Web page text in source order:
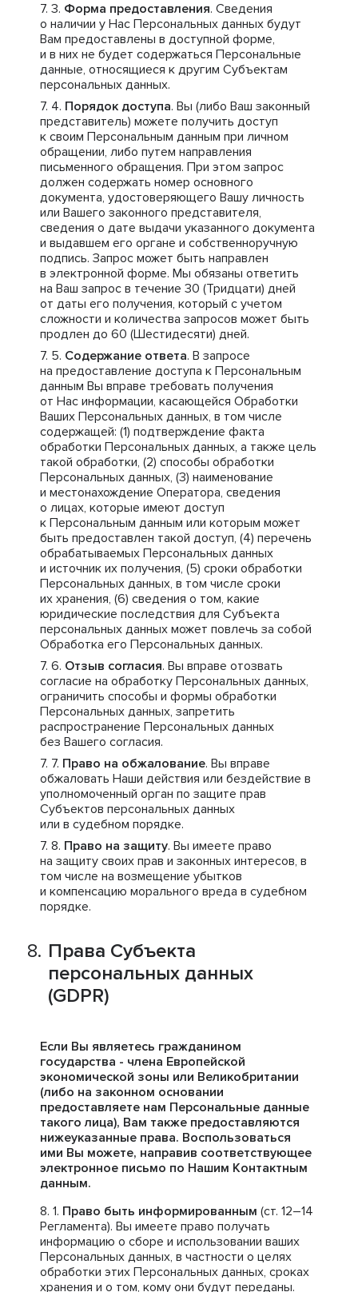
Форма предоставления. Сведения
о наличии у Нас Персональных данных будут
Вам предоставлены в доступной форме,
и в них не будет содержаться Персональные
данные, относящиеся к другим Субъектам
персональных данных.
Порядок доступа. Вы (либо Ваш законный
представитель) можете получить доступ
к своим Персональным данным при личном
обращении, либо путем направления
письменного обращения. При этом запрос
должен содержать номер основного
документа, удостоверяющего Вашу личность
или Вашего законного представителя,
сведения о дате выдачи указанного документа
и выдавшем его органе и собственноручную
подпись. Запрос может быть направлен
в электронной форме. Мы обязаны ответить
на Ваш запрос в течение 30 (Тридцати) дней
от даты его получения, который с учетом
сложности и количества запросов может быть
продлен до 60 (Шестидесяти) дней.
Содержание ответа. В запросе
на предоставление доступа к Персональным
данным Вы вправе требовать получения
от Нас информации, касающейся Обработки
Ваших Персональных данных, в том числе
содержащей: (1) подтверждение факта
обработки Персональных данных, а также цель
такой обработки, (2) способы обработки
Персональных данных, (3) наименование
и местонахождение Оператора, сведения
о лицах, которые имеют доступ
к Персональным данным или которым может
быть предоставлен такой доступ, (4) перечень
обрабатываемых Персональных данных
и источник их получения, (5) сроки обработки
Персональных данных, в том числе сроки
их хранения, (6) сведения о том, какие
юридические последствия для Субъекта
персональных данных может повлечь за собой
Обработка его Персональных данных.
Отзыв согласия. Вы вправе отозвать
согласие на обработку Персональных данных,
ограничить способы и формы обработки
Персональных данных, запретить
распространение Персональных данных
без Вашего согласия.
Право на обжалование. Вы вправе
обжаловать Наши действия или бездействие в
уполномоченный орган по защите прав
Субъектов персональных данных
или в судебном порядке.
Право на защиту. Вы имеете право
на защиту своих прав и законных интересов, в
том числе на возмещение убытков
и компенсацию морального вреда в судебном
порядке.
Права Субъекта
персональных данных
(GDPR)
Если Вы являетесь гражданином
государства - члена Европейской
экономической зоны или Великобритании
(либо на законном основании
предоставляете нам Персональные данные
такого лица), Вам также предоставляются
нижеуказанные права. Воспользоваться
ими Вы можете, направив соответствующее
электронное письмо по Нашим Контактным
данным.
Право быть информированным (ст. 12–14
Регламента). Вы имеете право получать
информацию о сборе и использовании ваших
Персональных данных, в частности о целях
обработки этих Персональных данных, сроках
хранения и о том, кому они будут переданы.